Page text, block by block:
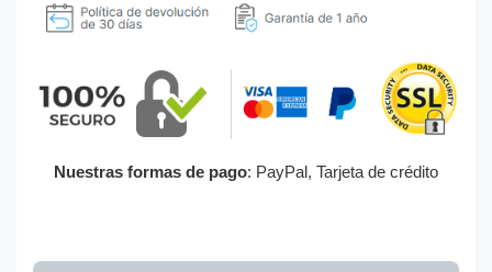
Nuestras formas de pago: PayPal, Tarjeta de crédito